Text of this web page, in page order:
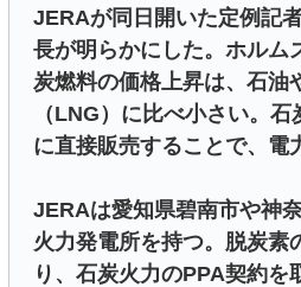
JERAが同日開いた定例記
長が明らかにした。ホルム
炭燃料の価格上昇は、石油
（LNG）に比べ小さい。
に直接販売することで、電
JERAは愛知県碧南市や神
火力発電所を持つ。脱炭素
り、石炭火力のPPA契約を